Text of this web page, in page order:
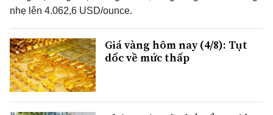
nhẹ lên 4.062,6 USD/ounce.
Giá vàng hôm nay (4/8): Tụt
dốc về mức thấp